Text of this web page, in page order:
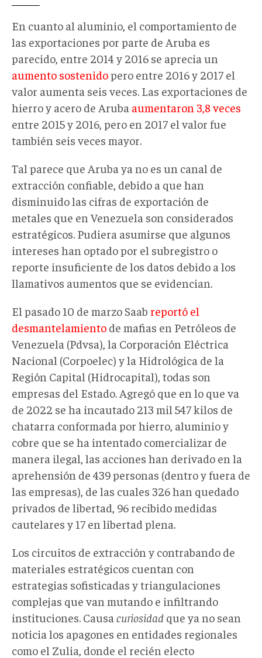
En cuanto al aluminio, el comportamiento de
las exportaciones por parte de Aruba es
parecido, entre 2014 y 2016 se aprecia un
aumento sostenidopero entre 2016 y 2017 el
valor aumenta seis veces. Las exportaciones de
hierro y acero de Aruba aumentaron 3,8 veces
entre 2015 y 2016, pero en 2017 el valor fue
también seis veces mayor.
Tal parece que Aruba ya no es un canal de
extracción confiable, debido a que han
disminuido las cifras de exportación de
metales que en Venezuela son considerados
estratégicos. Pudiera asumirse que algunos
intereses han optado por el subregistro o
reporte insuficiente de los datos debido a los
llamativos aumentos que se evidencian.
El pasado 10 de marzo Saab reportó el
desmantelamiento de mafias en Petróleos de
Venezuela (Pdvsa), la Corporación Eléctrica
Nacional (Corpoelec) y la Hidrológica de la
Región Capital (Hidrocapital), todas son
empresas del Estado. Agregó que en lo que va
de 2022 se ha incautado 213 mil 547 kilos de
chatarra conformada por hierro, aluminio y
cobre que se ha intentado comercializar de
manera ilegal, las acciones han derivado en la
aprehensión de 439 personas (dentro y fuera de
las empresas), de las cuales 326 han quedado
privados de libertad, 96 recibido medidas
cautelares y 17 en libertad plena.
Los circuitos de extracción y contrabando de
materiales estratégicos cuentan con
estrategias sofisticadas y triangulaciones
complejas que van mutando e infiltrando
instituciones. Causa curiosidad que ya no sean
noticia los apagones en entidades regionales
como el Zulia, donde el recién electo